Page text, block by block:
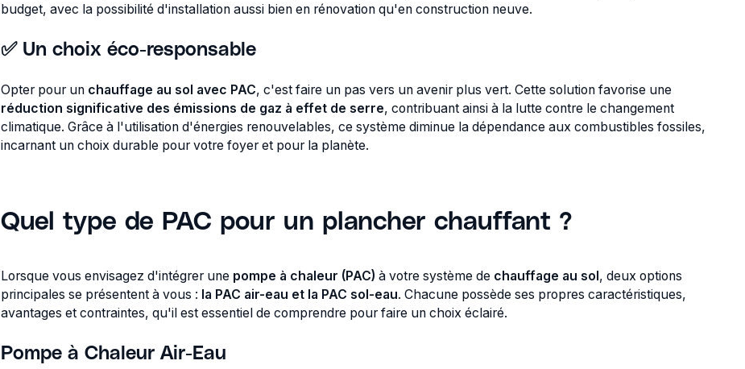
budget, avec la possibilité d'installation aussi bien en rénovation qu'en construction neuve.
✅ Un choix éco-responsable
Opter pour un chauffage au sol avec PAC, c'est faire un pas vers un avenir plus vert. Cette solution favorise une
réduction significative des émissions de gaz à effet de serre, contribuant ainsi à la lutte contre le changement
climatique. Grâce à l'utilisation d'énergies renouvelables, ce système diminue la dépendance aux combustibles fossiles,
incarnant un choix durable pour votre foyer et pour la planète.
Quel type de PAC pour un plancher chauffant ?
Lorsque vous envisagez d'intégrer une pompe à chaleur (PAC) à votre système de chauffage au sol, deux options
principales se présentent à vous : la PAC air-eau et la PAC sol-eau. Chacune possède ses propres caractéristiques,
avantages et contraintes, qu'il est essentiel de comprendre pour faire un choix éclairé.
Pompe à Chaleur Air-Eau